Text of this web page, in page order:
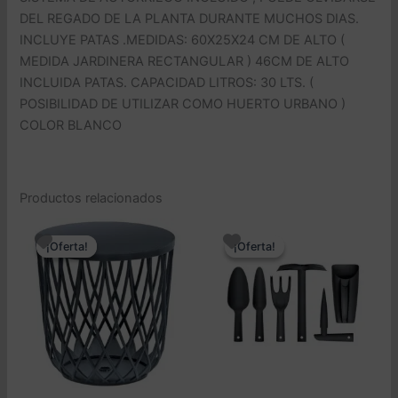
DEL REGADO DE LA PLANTA DURANTE MUCHOS DIAS.
INCLUYE PATAS .MEDIDAS: 60X25X24 CM DE ALTO (
MEDIDA JARDINERA RECTANGULAR ) 46CM DE ALTO
INCLUIDA PATAS. CAPACIDAD LITROS: 30 LTS. (
POSIBILIDAD DE UTILIZAR COMO HUERTO URBANO )
COLOR BLANCO
Productos relacionados
¡Oferta!
¡Oferta! ¡Oferta!
¡Oferta!